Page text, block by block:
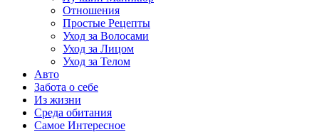
Отношения
Простые Рецепты
Уход за Волосами
Уход за Лицом
Уход за Телом
Авто
Забота о себе
Из жизни
Среда обитания
Самое Интересное